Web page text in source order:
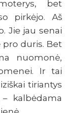
bet
pirkėjo. Aš
Jie jau senai
pro duris. Bet
nuomonė,
Ir tai
tiriantys
kalbėdama